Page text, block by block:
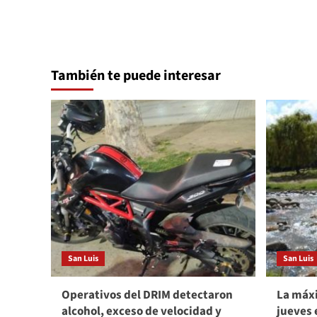
También te puede interesar
San Luis
Operativos del DRIM detectaron
alcohol, exceso de velocidad y
San Luis
La
jueves